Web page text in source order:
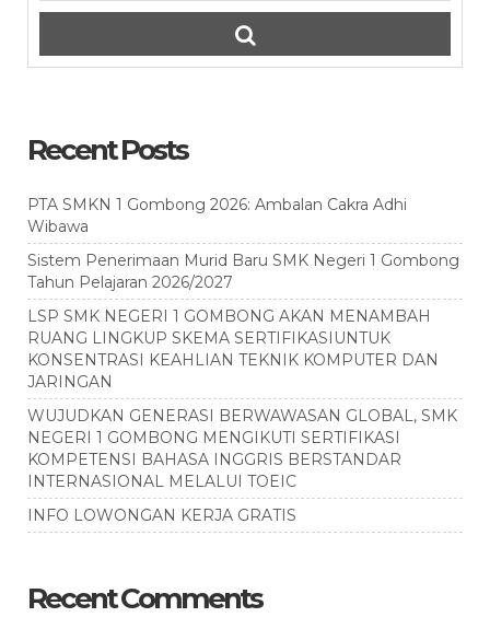
Recent Posts
PTA SMKN 1 Gombong 2026: Ambalan Cakra Adhi
Wibawa
Sistem Penerimaan Murid Baru SMK Negeri 1 Gombong
Tahun Pelajaran 2026/2027
LSP SMK NEGERI 1 GOMBONG AKAN MENAMBAH
RUANG LINGKUP SKEMA SERTIFIKASIUNTUK
KONSENTRASI KEAHLIAN TEKNIK KOMPUTER DAN
JARINGAN
WUJUDKAN GENERASI BERWAWASAN GLOBAL, SMK
NEGERI 1 GOMBONG MENGIKUTI SERTIFIKASI
KOMPETENSI BAHASA INGGRIS BERSTANDAR
INTERNASIONAL MELALUI TOEIC
INFO LOWONGAN KERJA GRATIS
Recent Comments